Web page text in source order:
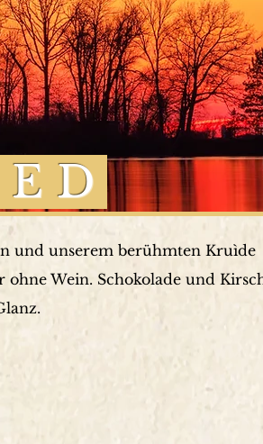
und unserem berühmten Kruìde
Wein. Schokolade und